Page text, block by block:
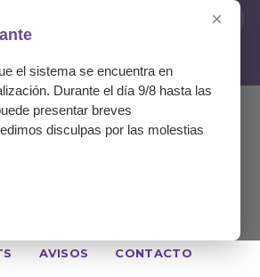
×
el sistema se encuentra en
Durante el día 9/8 hasta las
presentar breves
disculpas por las molestias
NÚMEROS ANTERIORES
GENERAL
AVISOS CONTACTO